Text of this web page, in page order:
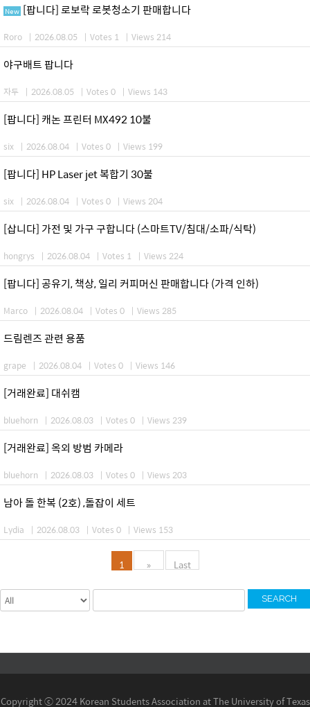
New [팝니다] 로보락 로봇청소기 판매합니다
Roro | 2026.08.05 | Votes 1 | Views 214
야구배트 팝니다
자두 | 2026.08.05 | Votes 0 | Views 143
[팝니다] 캐논 프린터 MX492 10불
six | 2026.08.04 | Votes 0 | Views 199
[팝니다] HP Laser jet 복합기 30불
six | 2026.08.04 | Votes 0 | Views 204
[삽니다] 가전 및 가구 구합니다 (스마트TV/침대/소파/식탁)
hongrys | 2026.08.04 | Votes 1 | Views 224
[팝니다] 공유기, 책상, 일리 커피머신 판매합니다 (가격 인하)
Marco | 2026.08.04 | Votes 0 | Views 285
드림렌즈 관련 용품
grape | 2026.08.04 | Votes 0 | Views 146
[거래완료] 대쉬캠
bluehorn | 2026.08.03 | Votes 0 | Views 239
[거래완료] 옥외 방범 카메라
bluehorn | 2026.08.03 | Votes 0 | Views 203
남아 돌 한복 (2호) ,돌잡이 세트
Lydia | 2026.08.03 | Votes 0 | Views 153
1 » Last
SEARCH
Copyright ⓒ 2024 Korean Students Association at The University of Texas